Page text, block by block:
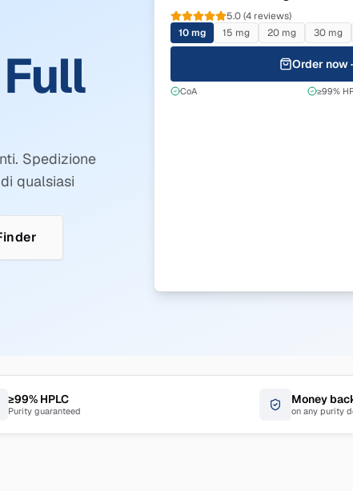
Spedizione
qualsiasi
5.0 (4 reviews)
10 mg
15 mg 20 mg 30 mg
Order now
CoA ≥99%
≥99% HPLC
Purity guaranteed
Money
on any purity